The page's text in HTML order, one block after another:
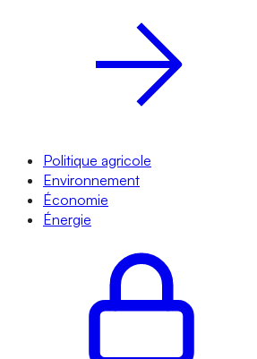
Politique agricole
Environnement
Économie
Énergie